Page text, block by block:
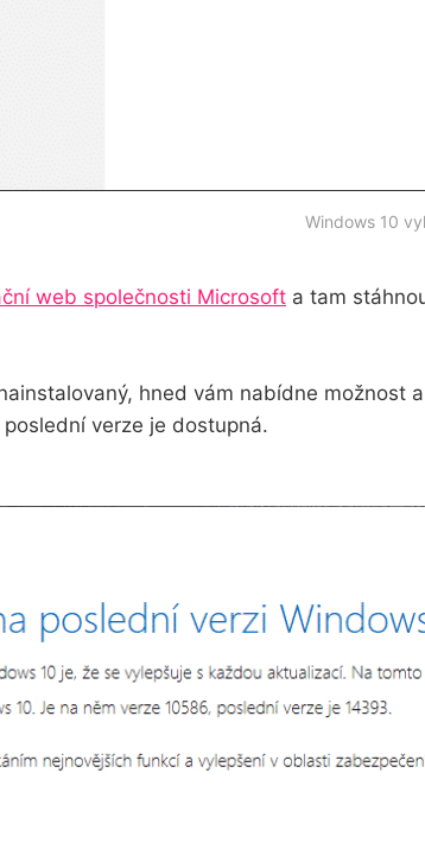
Windows 10
web společnosti Microsoft a tam
hned vám nabídne možnost
verze je dostupná.